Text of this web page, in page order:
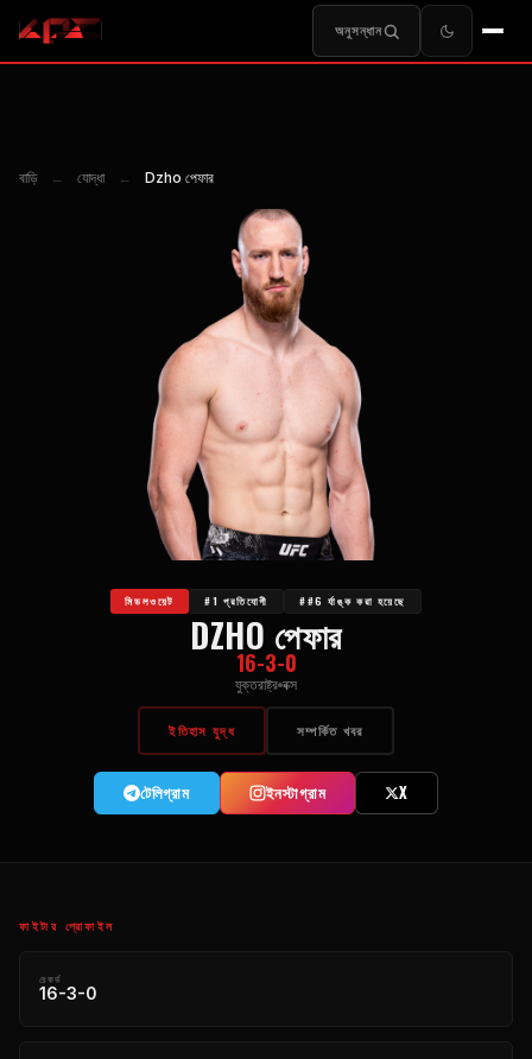
অনুসন্ধান
বাড়ি ← যোদ্ধা ← Dzho পেফার
মিডলওয়েট #1 প্রতিযোগী ##6 র্যাঙ্ক করা হয়েছে
DZHO পেফার
16-3-0
যুক্তরাষ্ট্র বক্স
ইতিহাস যুদ্ধ সম্পর্কিত খবর
টেলিগ্রাম ইনস্টাগ্রাম X
ফাইটার প্রোফাইল
রেকর্ড
16-3-0